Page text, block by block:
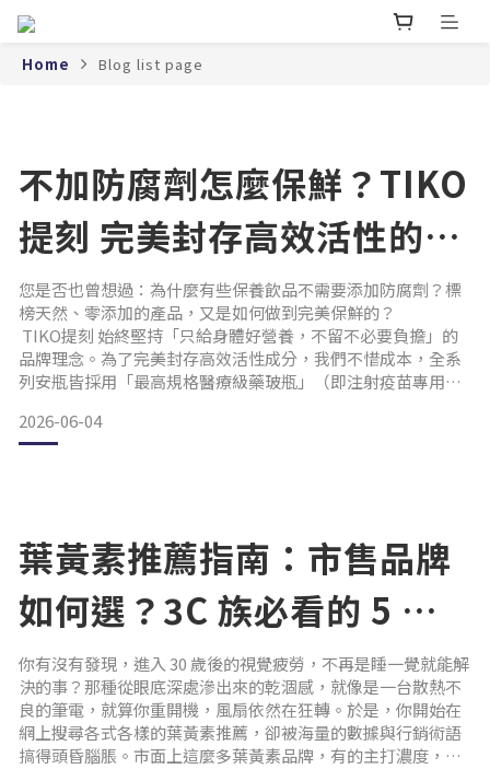
Home Blog list page
不加防腐劑怎麼保鮮？TIKO
提刻 完美封存高效活性的秘
密
您是否也曾想過：為什麼有些保養飲品不需要添加防腐劑？標
榜天然、零添加的產品，又是如何做到完美保鮮的？
TIKO提刻 始終堅持「只給身體好營養，不留不必要負擔」的
品牌理念。為了完美封存高效活性成分，我們不惜成本，全系
列安瓶皆採用「最高規格醫療級藥玻瓶」（即注射疫苗專用之
特性與日常保存重要須知，幫助您安心享受無負擔的保養時
光：
2026-06-04
葉黃素推薦指南：市售品牌
如何選？3C 族必看的 5 大
選購關鍵
你有沒有發現，進入 30 歲後的視覺疲勞，不再是睡一覺就能解
決的事？那種從眼底深處滲出來的乾涸感，就像是一台散熱不
良的筆電，就算你重開機，風扇依然在狂轉。於是，你開始在
網上搜尋各式各樣的葉黃素推薦，卻被海量的數據與行銷術語
搞得頭昏腦脹。市面上這麼多葉黃素品牌，有的主打濃度，有